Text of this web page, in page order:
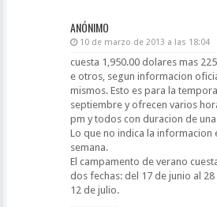
ANÓNIMO
10 de marzo de 2013 a las 18:04
cuesta 1,950.00 dolares mas
e otros, segun informacion
mismos. Esto es para la
septiembre y ofrecen varios
pm y todos con duracion de
Lo que no indica la informacion
semana.
El campamento de verano
dos fechas: del 17 de junio al
12 de julio.